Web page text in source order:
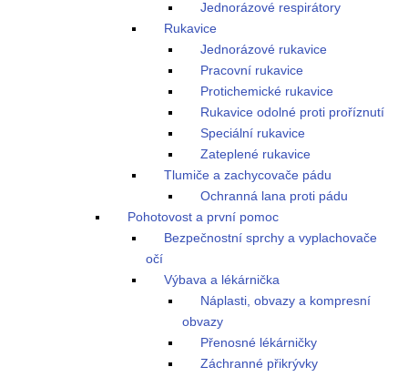
Jednorázové respirátory
Rukavice
Jednorázové rukavice
Pracovní rukavice
Protichemické rukavice
Rukavice odolné proti proříznutí
Speciální rukavice
Zateplené rukavice
Tlumiče a zachycovače pádu
Ochranná lana proti pádu
Pohotovost a první pomoc
Bezpečnostní sprchy a vyplachovače
očí
Výbava a lékárnička
Náplasti, obvazy a kompresní
obvazy
Přenosné lékárničky
Záchranné přikrývky